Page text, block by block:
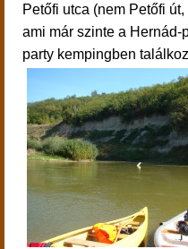
Petőfi utca (nem Petőfi
ami már szinte a Hernád-
party kempingben